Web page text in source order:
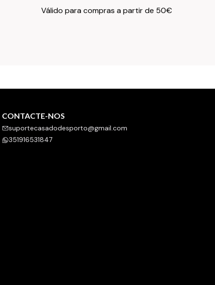
Válido para compras a partir de 50€
Texto do Verso do Cartão de Informação
CONTACTE-NOS
suportecasadodesporto@gmail.com
351916531847